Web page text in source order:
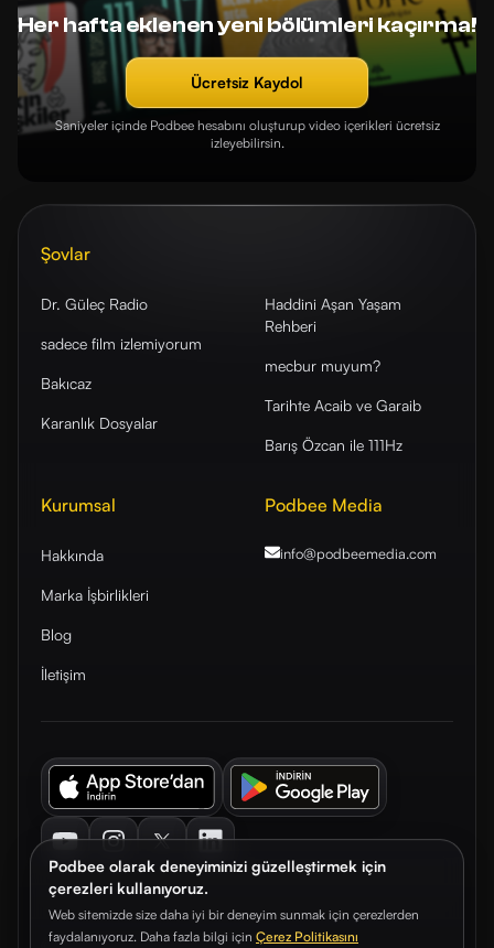
Podbee olarak deneyiminizi güzelleştirmek için
çerezleri kullanıyoruz.
Web sitemizde size daha iyi bir deneyim sunmak için çerezlerden
faydalanıyoruz. Daha fazla bilgi için Çerez Politikasını
Her hafta eklenen yeni bölümleri kaçırma!
Ücretsiz Kaydol
Saniyeler içinde Podbee hesabını oluşturup video içerikleri ücretsiz
izleyebilirsin.
Şovlar
Dr. Güleç Radio
sadece film izlemiyorum
Bakıcaz
Karanlık Dosyalar
Haddini Aşan Yaşam
Rehberi
mecbur muyum?
Tarihte Acaib ve Garaib
Barış Özcan ile 111Hz
Kurumsal
Hakkında
Marka İşbirlikleri
Blog
İletişim
Podbee Media
info@podbeemedia.com